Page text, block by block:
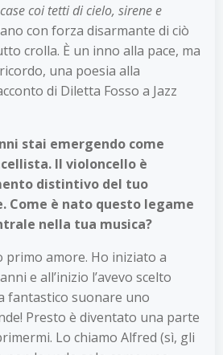
coi tetti di cielo, sirene e
con forza disarmante di ciò
crolla. È un inno alla pace, ma
una poesia alla
di Diletta Fosso a Jazz
stai emergendo come
Il violoncello è
distintivo del tuo
Come è nato questo legame
nella tua musica?
primo amore. Ho iniziato a
e all’inizio l’avevo scelto
fantastico suonare uno
Presto è diventato una parte
Lo chiamo Alfred (sì, gli